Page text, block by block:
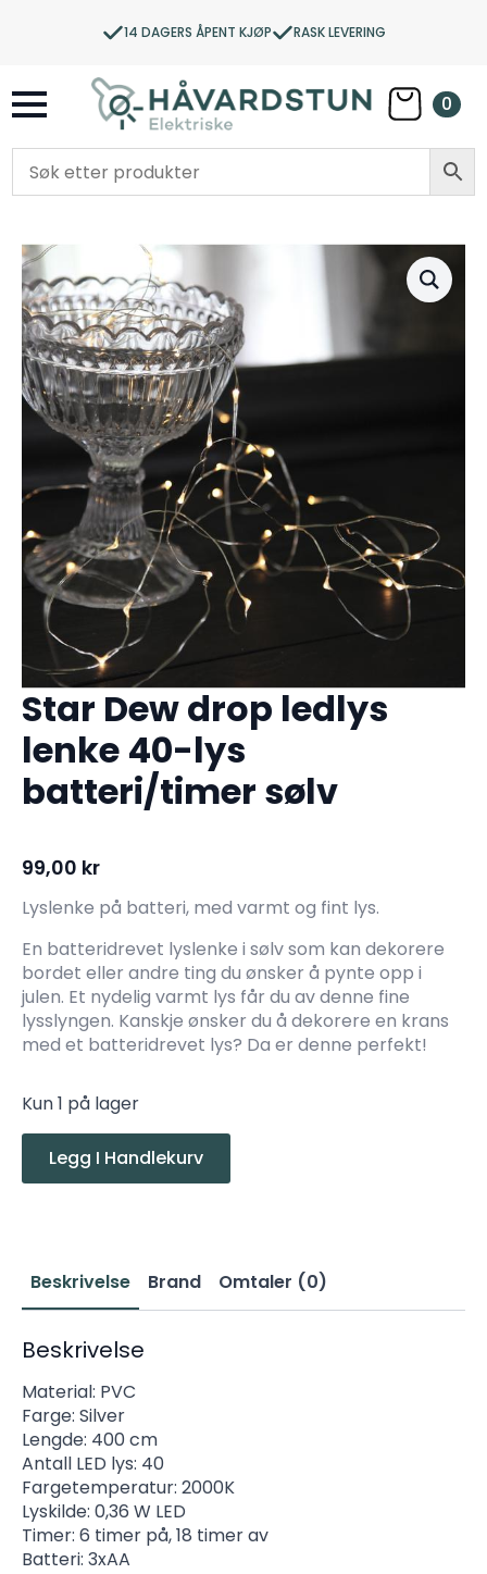
14 DAGERS ÅPENT KJØP RASK LEVERING
0
Star Dew drop ledlys
lenke 40-lys
batteri/timer sølv
99,00 kr
Lyslenke på batteri, med varmt og fint lys.
En batteridrevet lyslenke i sølv som kan dekorere
bordet eller andre ting du ønsker å pynte opp i
julen. Et nydelig varmt lys får du av denne fine
lysslyngen. Kanskje ønsker du å dekorere en krans
med et batteridrevet lys? Da er denne perfekt!
Kun 1 på lager
Legg I Handlekurv
Beskrivelse Brand Omtaler (0)
Beskrivelse
Material: PVC
Farge: Silver
Lengde: 400 cm
Antall LED lys: 40
Fargetemperatur: 2000K
Lyskilde: 0,36 W LED
Timer: 6 timer på, 18 timer av
Batteri: 3xAA